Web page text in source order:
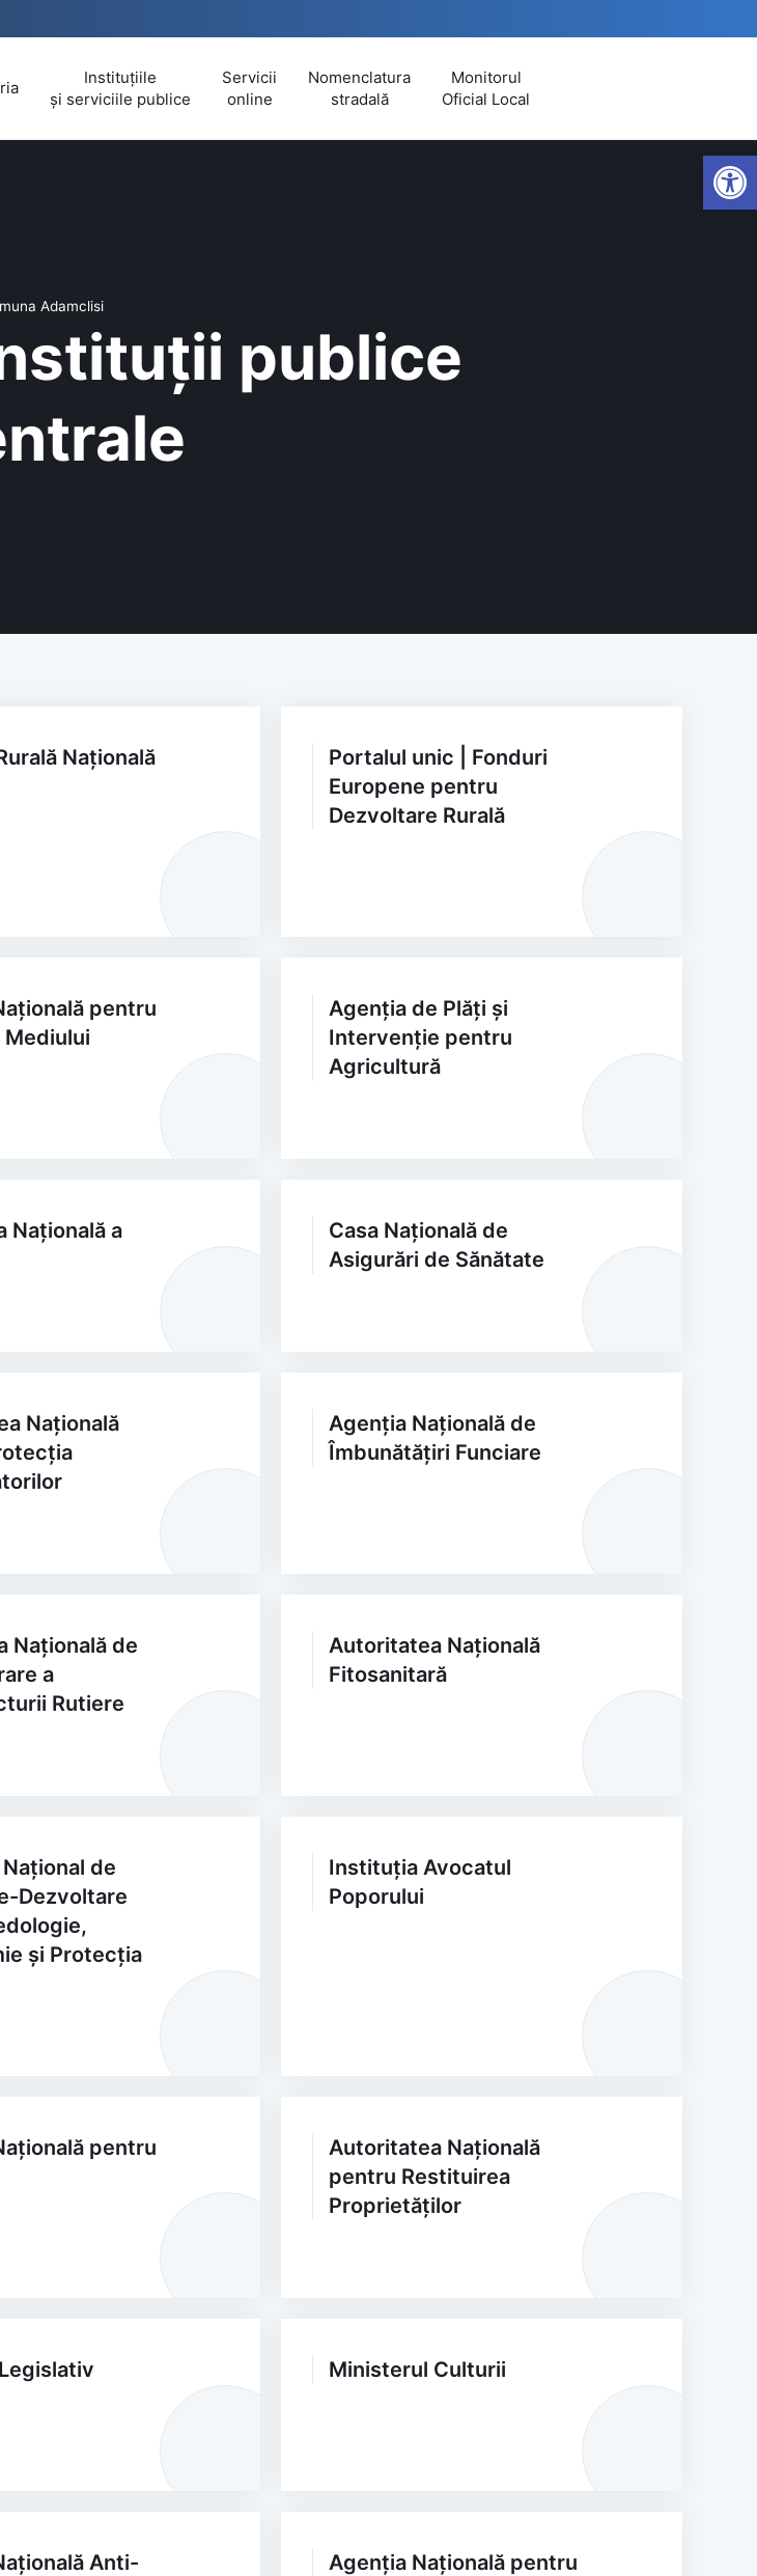
Instituțiile
și serviciile publice
Servicii
online
Nomenclatura
stradală
Monitorul
Oficial Local
Adamclisi
publice
Națională
Portalul unic | Fonduri
Europene pentru
Dezvoltare Rurală
pentru
Agenția de Plăți și
Intervenție pentru
Agricultură
Națională a
Casa Națională de
Asigurări de Sănătate
Națională
Agenția Națională de
Îmbunătățiri Funciare
Națională de
a
Rutiere
Autoritatea Națională
Fitosanitară
de
Dezvoltare
și Protecția
Instituția Avocatul
Poporului
pentru
Autoritatea Națională
pentru Restituirea
Proprietăților
Ministerul Culturii
Anti-
Agenția Națională pentru